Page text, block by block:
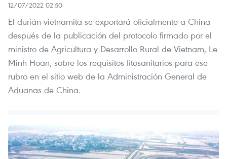
12/07/2022 02:50
El durián vietnamita se exportará oficialmente a China
después de la publicación del protocolo firmado por el
ministro de Agricultura y Desarrollo Rural de Vietnam, Le
Minh Hoan, sobre los requisitos fitosanitarios para ese
rubro en el sitio web de la Administración General de
Aduanas de China.